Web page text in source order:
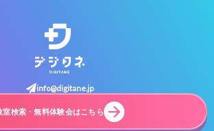
info@digitane.jp
室検索・無料体験会はこちら